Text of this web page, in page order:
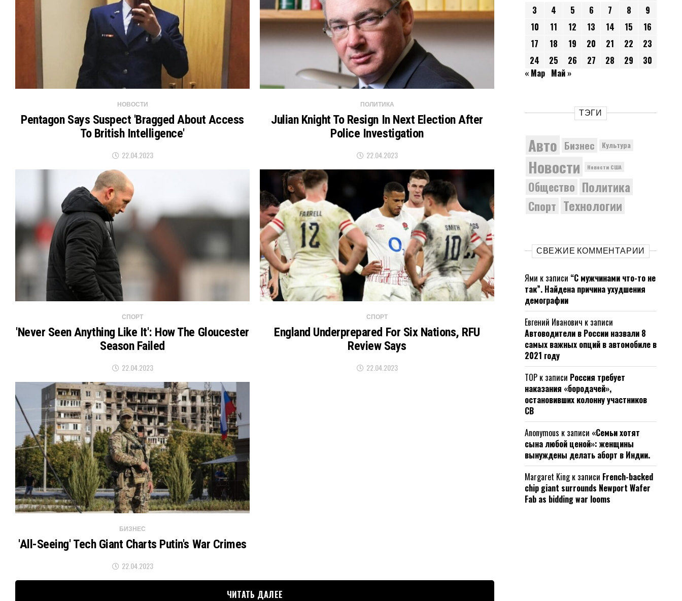
НОВОСТИ
Pentagon Says Suspect 'bragged About Access
To British Intelligence'
22.04.2023
ПОЛИТИКА
Julian Knight To Resign In Next Election After
Police Investigation
22.04.2023
СПОРТ
'Never Seen Anything Like It': How The Gloucester
Season Failed
22.04.2023
СПОРТ
England Underprepared For Six Nations, RFU
Review Says
22.04.2023
БИЗНЕС
'All-Seeing' Tech Giant Charts Putin's War Crimes
22.04.2023
ЧИТАТЬ ДАЛЕЕ
3
4 5 6 7 8
9
10
11 12 13 14 15
16
17
18 19 20 21 22
23
24
25 26 27 28 29
30
« Мар Май »
ТЭГИ
Авто Бизнес Культура
Новости Новости США
Общество Политика
Спорт Технологии
СВЕЖИЕ КОММЕНТАРИИ
Ями к записи “С мужчинами что-то не
так”. Найдена причина ухудшения
демографии
Евгений Иванович к записи
Автоводители в России назвали 8
самых важных опций в автомобиле в
2021 году
ТОР к записи Россия требует
наказания «бородачей»,
остановивших колонну участников
СВ
Anonymous к записи «Семьи хотят
сына любой ценой»: женщины
вынуждены делать аборт в Индии.
Margaret Kingк записи French-backed
chip giant surrounds Newport Wafer
Fab as bidding war looms